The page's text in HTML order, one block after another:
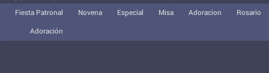
Fiesta Patronal Novena Especial Misa Adoracion
Rosario
Adoración